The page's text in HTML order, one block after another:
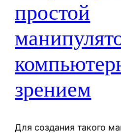
простой
зрением
Для создания такого